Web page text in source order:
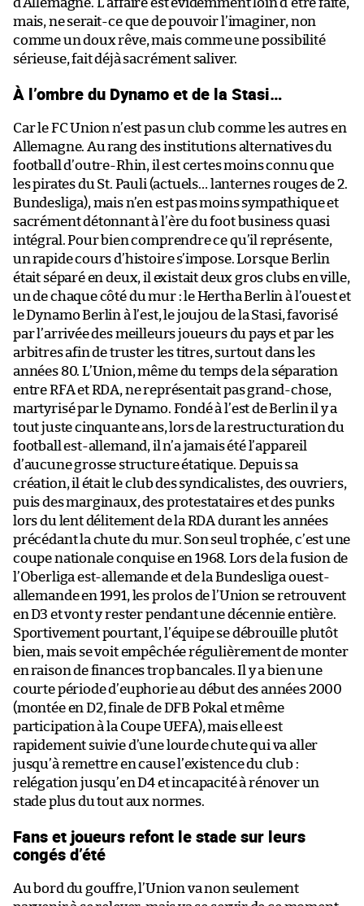
d’Allemagne. L’affaire est évidemment loin d’être faite,
mais, ne serait-ce que de pouvoir l’imaginer, non
comme un doux rêve, mais comme une possibilité
sérieuse, fait déjà sacrément saliver.
À l’ombre du Dynamo et de la Stasi…
Car le FC Union n’est pas un club comme les autres en
Allemagne. Au rang des institutions alternatives du
football d’outre-Rhin, il est certes moins connu que
les pirates du St. Pauli (actuels… lanternes rouges de 2.
Bundesliga), mais n’en est pas moins sympathique et
sacrément détonnant à l’ère du foot business quasi
intégral. Pour bien comprendre ce qu’il représente,
un rapide cours d’histoire s’impose. Lorsque Berlin
était séparé en deux, il existait deux gros clubs en ville,
un de chaque côté du mur : le Hertha Berlin à l’ouest et
le Dynamo Berlin à l’est, le joujou de la Stasi, favorisé
par l’arrivée des meilleurs joueurs du pays et par les
arbitres afin de truster les titres, surtout dans les
années 80. L’Union, même du temps de la séparation
entre RFA et RDA, ne représentait pas grand-chose,
martyrisé par le Dynamo. Fondé à l’est de Berlin il y a
tout juste cinquante ans, lors de la restructuration du
football est-allemand, il n’a jamais été l’appareil
d’aucune grosse structure étatique. Depuis sa
création, il était le club des syndicalistes, des ouvriers,
puis des marginaux, des protestataires et des punks
lors du lent délitement de la RDA durant les années
précédant la chute du mur. Son seul trophée, c’est une
coupe nationale conquise en 1968. Lors de la fusion de
l’Oberliga est-allemande et de la Bundesliga ouest-
allemande en 1991, les prolos de l’Union se retrouvent
en D3 et vont y rester pendant une décennie entière.
Sportivement pourtant, l’équipe se débrouille plutôt
bien, mais se voit empêchée régulièrement de monter
en raison de finances trop bancales. Il y a bien une
courte période d’euphorie au début des années 2000
(montée en D2, finale de DFB Pokal et même
participation à la Coupe UEFA), mais elle est
rapidement suivie d’une lourde chute qui va aller
jusqu’à remettre en cause l’existence du club :
relégation jusqu’en D4 et incapacité à rénover un
stade plus du tout aux normes.
Fans et joueurs refont le stade sur leurs
congés d’été
Au bord du gouffre, l’Union va non seulement